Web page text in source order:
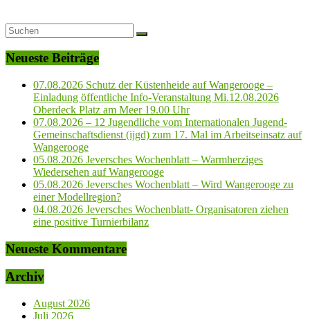
Neueste Beiträge
07.08.2026 Schutz der Küstenheide auf Wangerooge –
Einladung öffentliche Info-Veranstaltung Mi.12.08.2026
Oberdeck Platz am Meer 19.00 Uhr
07.08.2026 – 12 Jugendliche vom Internationalen Jugend-
Gemeinschaftsdienst (ijgd) zum 17. Mal im Arbeitseinsatz auf
Wangerooge
05.08.2026 Jeversches Wochenblatt – Warmherziges
Wiedersehen auf Wangerooge
05.08.2026 Jeversches Wochenblatt – Wird Wangerooge zu
einer Modellregion?
04.08.2026 Jeversches Wochenblatt- Organisatoren ziehen
eine positive Turnierbilanz
Neueste Kommentare
Archiv
August 2026
Juli 2026